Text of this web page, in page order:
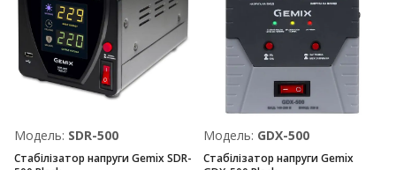
Модель: SDR-500
Стабілізатор напруги Gemix SDR-
Модель: GDX-500
Стабілізатор напруги Gemix